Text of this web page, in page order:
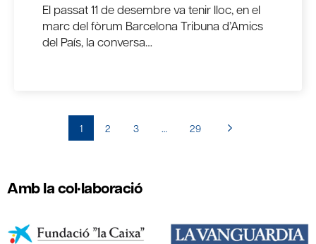
El passat 11 de desembre va tenir lloc, en el
marc del fòrum Barcelona Tribuna d’Amics
del País, la conversa…
1 2 3 … 29
Amb la col·laboració